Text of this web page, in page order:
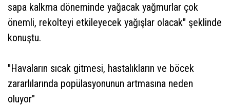
sapa kalkma döneminde yağacak yağmurlar çok
önemli, rekolteyi etkileyecek yağışlar olacak" şeklinde
konuştu.
"Havaların sıcak gitmesi, hastalıkların ve böcek
zararlılarında popülasyonunun artmasına neden
oluyor"